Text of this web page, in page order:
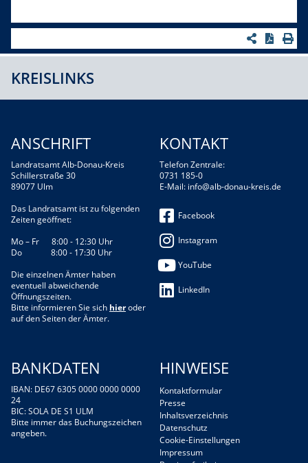
KREISLINKS
ANSCHRIFT
Landratsamt Alb-Donau-Kreis
Schillerstraße 30
89077 Ulm
Das Landratsamt ist zu folgenden
Zeiten geöffnet:
Mo – Fr 8:00 - 12:30 Uhr
Do 8:00 - 17:30 Uhr
Die einzelnen Ämter haben
eventuell abweichende
Öffnungszeiten.
Bitte informieren Sie sich hieroder
auf den Seiten der Ämter.
KONTAKT
Telefon Zentrale:
0731 185-0
E-Mail: info@alb-donau-kreis.de
Facebook
Instagram
YouTube
LinkedIn
BANKDATEN
IBAN: DE67 6305 0000 0000 0000
24
BIC: SOLA DE S1 ULM
Bitte immer das Buchungszeichen
angeben.
HINWEISE
Kontaktformular
Presse
Inhaltsverzeichnis
Datenschutz
Cookie-Einstellungen
Impressum